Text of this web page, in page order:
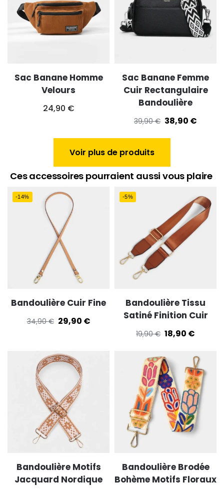
Sac Banane Homme
Velours
24,90 €
Sac Banane Femme
Cuir Rectangulaire
Bandoulière
39,90€ 38,90 €
Voir plus de produits
Ces accessoires pourraient aussi vous plaire
-14%
Bandoulière Cuir Fine
34,90€ 29,90 €
-5%
Bandoulière Tissu
Satiné Finition Cuir
19,90€ 18,90 €
Bandoulière Motifs
Jacquard Nordique
Bandoulière Brodée
Bohème Motifs Floraux